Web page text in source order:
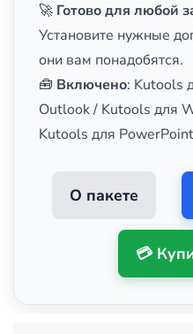
🚀 Готово для любой
Установите нужные
они вам понадобятся.
🧰 Включено: Kutools
Outlook / Kutools для
Kutools для PowerPoint
О пакете
💳